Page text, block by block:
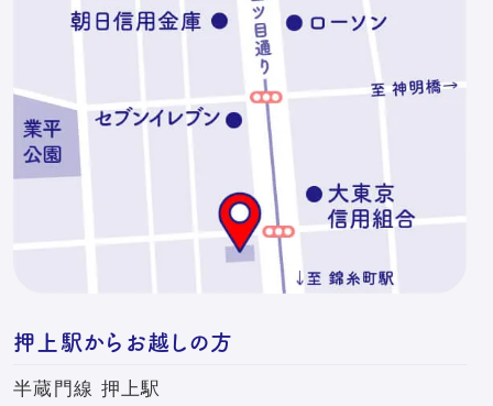
押上駅からお越しの方
半蔵門線 押上駅